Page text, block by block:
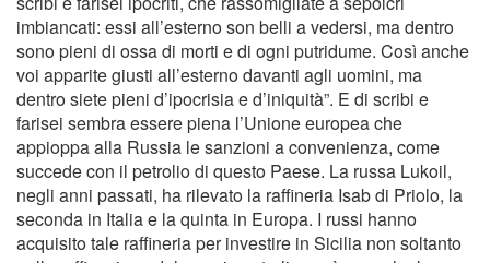
imbiancati: essi all’esterno son belli a vedersi, ma dentro
sono pieni di ossa di morti e di ogni putridume. Così anche
voi apparite giusti all’esterno davanti agli uomini, ma
dentro siete pieni d’ipocrisia e d’iniquità”. E di scribi e
farisei sembra essere piena l’Unione europea che
appioppa alla Russia le sanzioni a convenienza, come
succede con il petrolio di questo Paese. La russa Lukoil,
negli anni passati, ha rilevato la raffineria Isab di Priolo, la
seconda in Italia e la quinta in Europa. I russi hanno
acquisito tale raffineria per investire in Sicilia non soltanto